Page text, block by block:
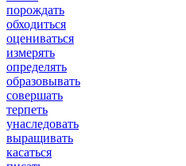
порождать
обходиться
оцениваться
измерять
определять
образовывать
совершать
терпеть
унаследовать
выращивать
касаться